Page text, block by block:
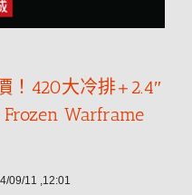
！420大冷排+2.4″
Warframe
09/11 ,12:01